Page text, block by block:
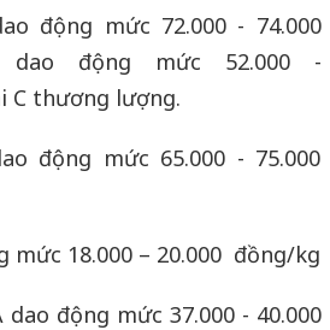
động mức 72.000 - 74.000
động mức 52.000 -
C thương lượng.
động mức 65.000 - 75.000
mức 18.000 – 20.000 đồng/kg
động mức 37.000 - 40.000